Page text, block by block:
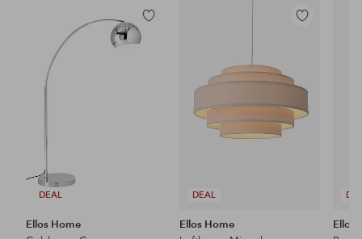
DEAL
Tilføj
til
Ellos Home
DEAL
Tilføj
Ellos Home
Ellos